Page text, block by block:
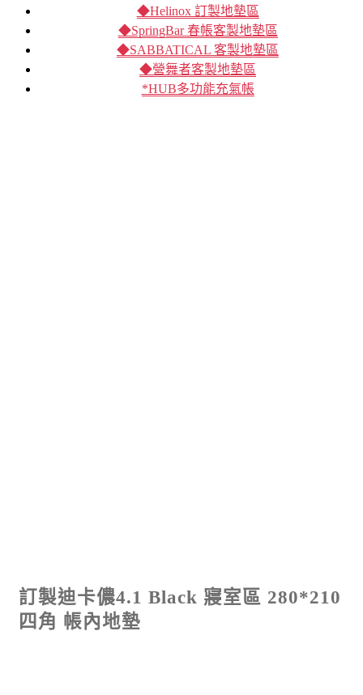
◆Helinox 訂製地墊區
◆SpringBar 春帳客製地墊區
◆SABBATICAL 客製地墊區
◆營舞者客製地墊區
*HUB多功能充氣帳
訂製迪卡儂4.1 Black 寢室區 280*210
四角 帳內地墊